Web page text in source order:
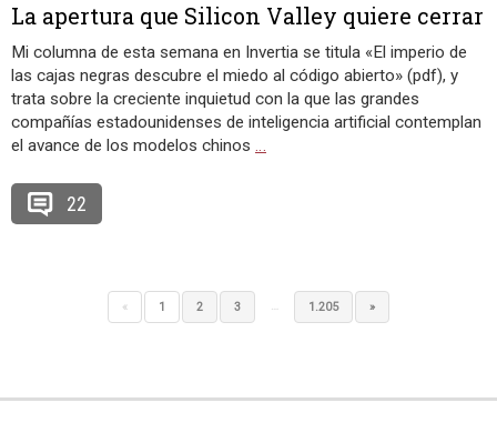
La apertura que Silicon Valley quiere cerrar
Mi columna de esta semana en Invertia se titula «El imperio de
las cajas negras descubre el miedo al código abierto» (pdf), y
trata sobre la creciente inquietud con la que las grandes
compañías estadounidenses de inteligencia artificial contemplan
el avance de los modelos chinos …
22
« 1 2 3 … 1.205 »